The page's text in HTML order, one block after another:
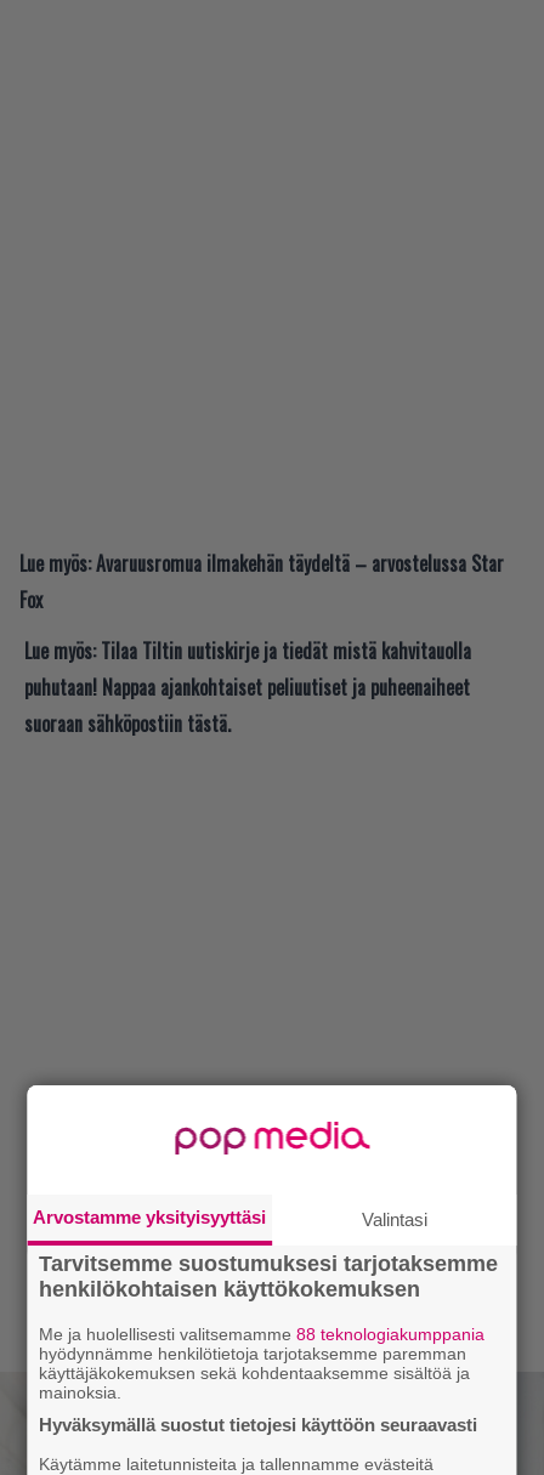
Lue myös:Avaruusromua ilmakehän täydeltä – arvostelussa Star
Fox
Lue myös: Tilaa Tiltin uutiskirje ja tiedät mistä kahvitauolla
puhutaan! Nappaa ajankohtaiset peliuutiset ja puheenaiheet
suoraan sähköpostiin tästä.
Arvostamme yksityisyyttäsi Valintasi
Tarvitsemme suostumuksesi tarjotaksemme
henkilökohtaisen käyttökokemuksen
Me ja huolellisesti valitsemamme88 teknologiakumppania
hyödynnämme henkilötietoja tarjotaksemme paremman
käyttäjäkokemuksen sekä kohdentaaksemme sisältöä ja
mainoksia.
Hyväksymällä suostut tietojesi käyttöön seuraavasti
Käytämme laitetunnisteita ja tallennamme evästeitä